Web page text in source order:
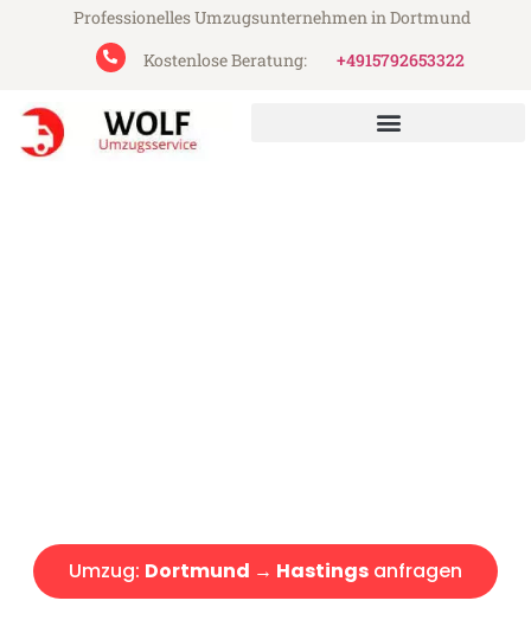
Professionelles Umzugsunternehmen in Dortmund
Kostenlose Beratung:
+4915792653322
Umzug: Dortmund → Hastings anfragen